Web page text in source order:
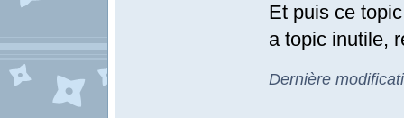
Et puis ce
a topic inutile,
Dernière